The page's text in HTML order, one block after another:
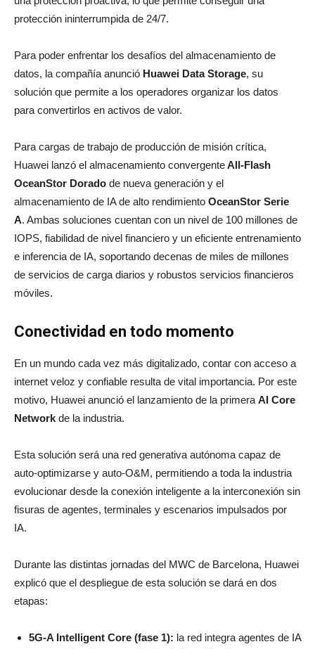
protección ininterrumpida de 24/7.
Para poder enfrentar los desafíos del almacenamiento de
datos, la compañía anunció Huawei Data Storage, su
solución que permite a los operadores organizar los datos
para convertirlos en activos de valor.
Para cargas de trabajo de producción de misión crítica,
Huawei lanzó el almacenamiento convergenteAll-Flash
OceanStor Dorado de nueva generación y el
almacenamiento de IA de alto rendimiento OceanStor Serie
A. Ambas soluciones cuentan con un nivel de 100 millones de
IOPS, fiabilidad de nivel financiero y un eficiente entrenamiento
e inferencia de IA, soportando decenas de miles de millones
de servicios de carga diarios y robustos servicios financieros
móviles.
Conectividad en todo momento
En un mundo cada vez más digitalizado, contar con acceso a
internet veloz y confiable resulta de vital importancia. Por este
motivo, Huawei anunció el lanzamiento de la primera AI Core
Network de la industria.
Esta solución será una red generativa autónoma capaz de
auto-optimizarse y auto-O&M, permitiendo a toda la industria
evolucionar desde la conexión inteligente a la interconexión sin
fisuras de agentes, terminales y escenarios impulsados por
IA.
Durante las distintas jornadas del MWC de Barcelona, Huawei
explicó que el despliegue de esta solución se dará en dos
etapas:
5G-A Intelligent Core (fase 1): la red integra agentes de IA